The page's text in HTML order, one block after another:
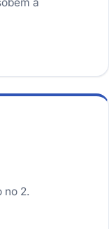
no 2.